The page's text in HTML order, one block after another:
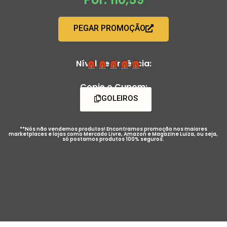
PEGAR PROMOÇÃO
Nível de Urgência:
Copie o Cupom:
GOLEIROS
**Nós não vendemos produtos! Encontramos promoção nos maiores
marketplaces e lojas como Mercado Livre, Amazon e Magazine Luiza, ou seja,
só postamos produtos 100% seguros.